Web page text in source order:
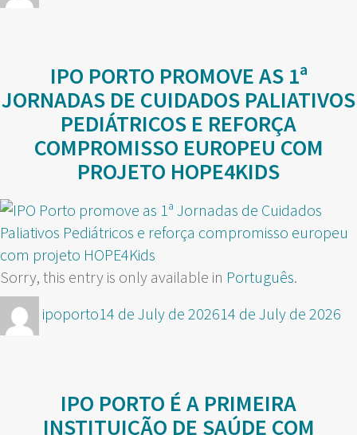
IPO PORTO PROMOVE AS 1ª
JORNADAS DE CUIDADOS PALIATIVOS
PEDIÁTRICOS E REFORÇA
COMPROMISSO EUROPEU COM
PROJETO HOPE4KIDS
Sorry, this entry is only available in Português.
Author
ipoportoPosted
14 de July de 202614 de July de 2026
IPO PORTO É A PRIMEIRA
INSTITUIÇÃO DE SAÚDE COM